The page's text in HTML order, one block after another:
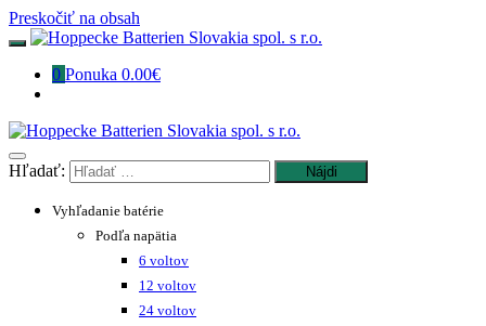
Preskočiť na obsah
0 Ponuka 0.00€
Hľadať:
Vyhľadanie batérie
Podľa napätia
6 voltov
12 voltov
24 voltov